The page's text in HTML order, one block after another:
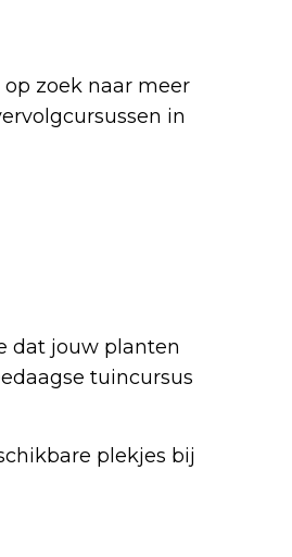
zoek naar meer
in
dat jouw planten
tuincursus
plekjes bij